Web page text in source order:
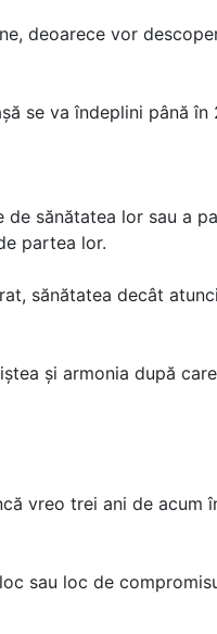
deoarece vor
se va îndeplini până în
sănătatea lor sau a
partea lor.
sănătatea decât
și armonia după
vreo trei ani de acum
sau loc de